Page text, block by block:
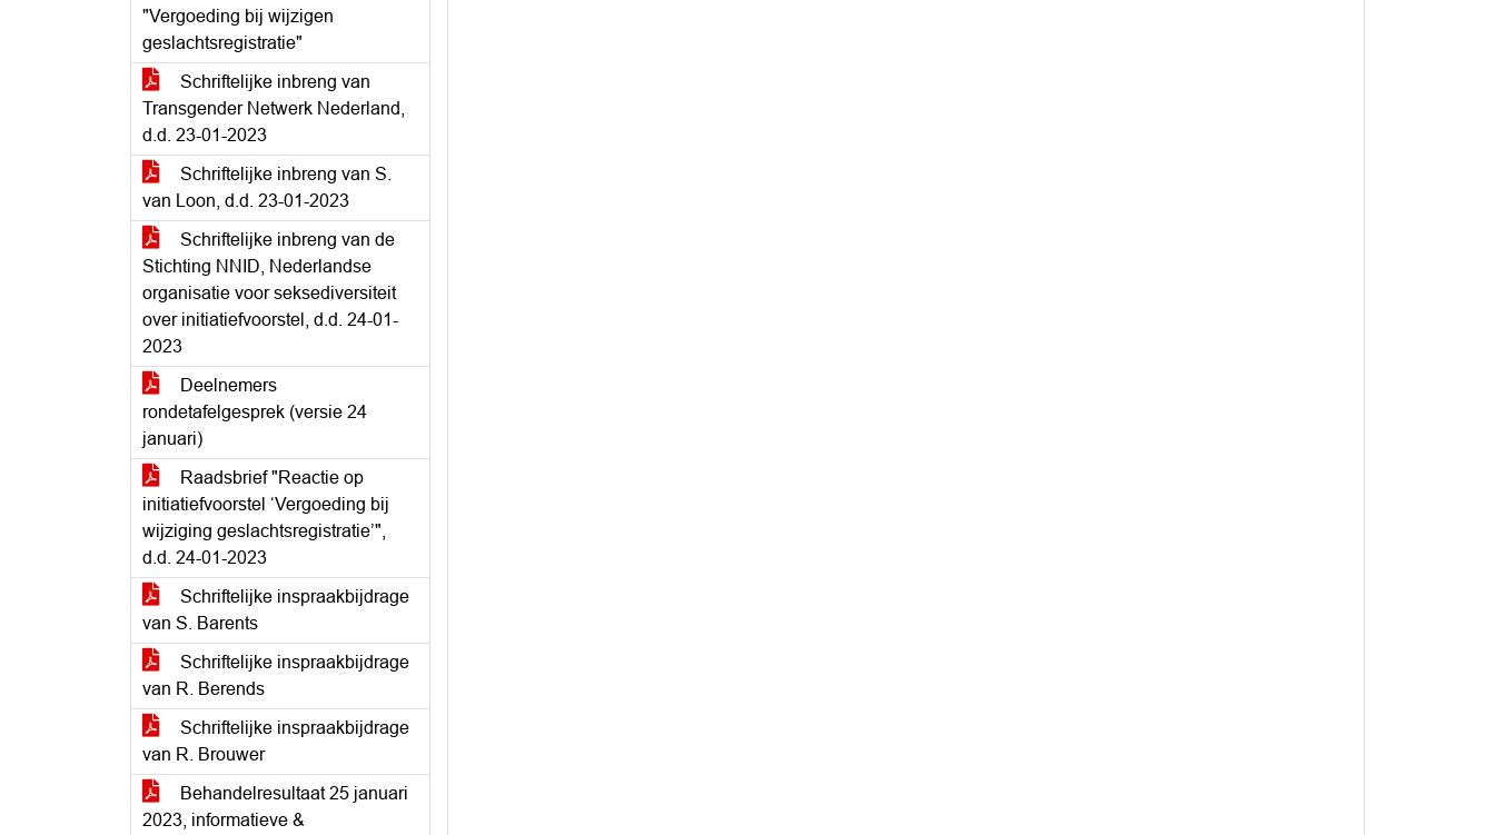
"Vergoeding bij wijzigen
geslachtsregistratie"
Schriftelijke inbreng van
Transgender Netwerk Nederland,
d.d. 23-01-2023
Schriftelijke inbreng van S.
van Loon, d.d. 23-01-2023
Schriftelijke inbreng van de
Stichting NNID, Nederlandse
organisatie voor seksediversiteit
over initiatiefvoorstel, d.d. 24-01-
2023
Deelnemers
rondetafelgesprek (versie 24
januari)
Raadsbrief "Reactie op
initiatiefvoorstel ‘Vergoeding bij
wijziging geslachtsregistratie’",
d.d. 24-01-2023
Schriftelijke inspraakbijdrage
van S. Barents
Schriftelijke inspraakbijdrage
van R. Berends
Schriftelijke inspraakbijdrage
van R. Brouwer
Behandelresultaat 25 januari
2023, informatieve &